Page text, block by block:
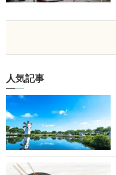
人気記事